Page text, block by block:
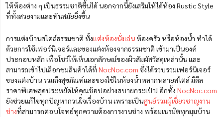
ให้ห้องต่าง ๆ เป็นธรรมชาติขึ้นได้ นอกจากนี้ยังเสริมให้ได้ห้อง Rustic Style
ที่ทั้งสวยงามและทันสมัยยิ่งขึ้น
การแต่งบ้านสไตล์ธรรมชาติ ทั้งแต่งห้องนั่งเล่นห้องครัว หรือห้องน้ำ ทำได้
ด้วยการใช้เฟอร์นิเจอร์และของแต่งห้องจากธรรมชาติ เข้ามาเป็นองค์
ประกอบหลัก เพื่อโชว์ให้เห็นเอกลักษณ์ของผิวสัมผัสวัสดุเหล่านั้น และ
สามารถเข้าไปเลือกชมสินค้าได้ที่ NocNoc.com ซึ่งได้รวบรวมเฟอร์นิเจอร์
ของแต่งบ้าน รวมถึงสุขภัณฑ์และของใช้ในห้องน้ำหลากหลายสไตล์ มีดีล
ราคาพิเศษสุดประหยัดให้คุณช้อปอย่างสบายกระเป๋า! อีกทั้ง NocNoc.com
ยังช่วยแก้ไขทุกปัญหากวนใจเรื่องบ้าน เพราะเป็นศูนย์รวมผู้เชี่ยวชาญงาน
ช่างที่สามารถตอบโจทย์ทุกความต้องการงานช่าง พร้อมเนรมิตทุกมุมบ้าน